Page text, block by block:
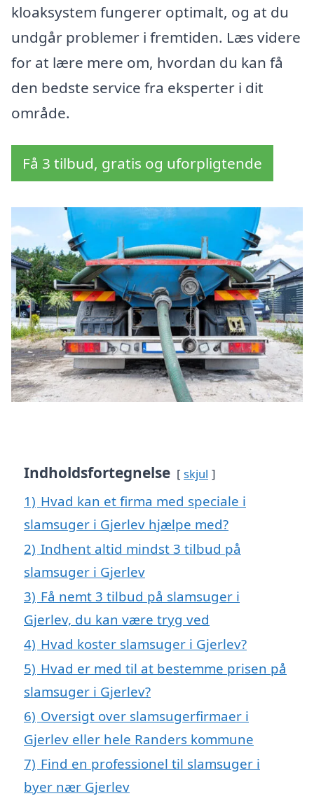
kloaksystem fungerer optimalt, og at du
undgår problemer i fremtiden. Læs videre
for at lære mere om, hvordan du kan få
den bedste service fra eksperter i dit
område.
Få 3 tilbud, gratis og uforpligtende
Indholdsfortegnelse skjul
1) Hvad kan et firma med speciale i
slamsuger i Gjerlev hjælpe med?
2) Indhent altid mindst 3 tilbud på
slamsuger i Gjerlev
3) Få nemt 3 tilbud på slamsuger i
Gjerlev, du kan være tryg ved
4) Hvad koster slamsuger i Gjerlev?
5) Hvad er med til at bestemme prisen på
slamsuger i Gjerlev?
6) Oversigt over slamsugerfirmaer i
Gjerlev eller hele Randers kommune
7) Find en professionel til slamsuger i
byer nær Gjerlev